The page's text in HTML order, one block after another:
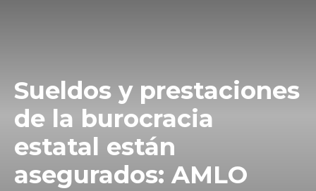
Sueldos y prestaciones
de la burocracia
estatal están
asegurados: AMLO